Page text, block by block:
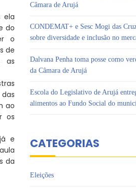
ela
do
o
de
as
ao
os
e
da
Câmara de Arujá
CONDEMAT+ e Sesc Mogi das
sobre diversidade e inclusão no
Dalvana Penha toma posse como
da Câmara de Arujá
Escola do Legislativo de Arujá
alimentos ao Fundo Social do
CATEGORIAS
Eleições